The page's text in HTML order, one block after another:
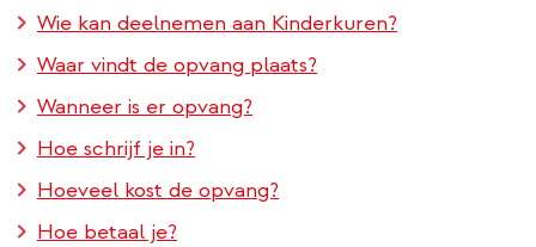
Wie kan deelnemen aan Kinderkuren?
Waar vindt de opvang plaats?
Wanneer is er opvang?
Hoe schrijf je in?
Hoeveel kost de opvang?
Hoe betaal je?